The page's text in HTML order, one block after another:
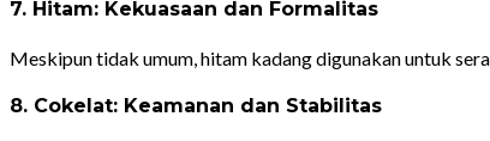
7. Hitam: Kekuasaan dan Formalitas
Meskipun tidak umum, hitam kadang digunakan untuk
8. Cokelat: Keamanan dan Stabilitas